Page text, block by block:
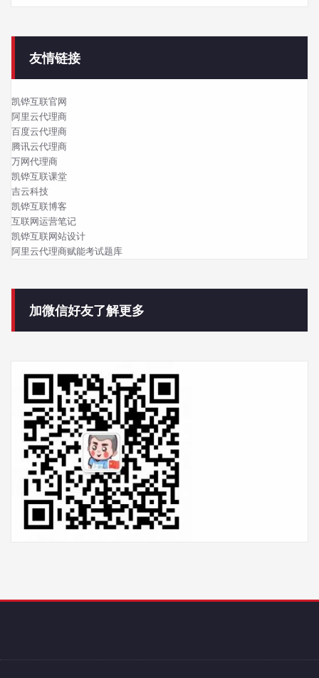
友情链接
凯铧互联官网
阿里云代理商
百度云代理商
腾讯云代理商
万网代理商
凯铧互联课堂
吉云科技
凯铧互联博客
互联网运营笔记
凯铧互联网站设计
阿里云代理商赋能考试题库
加微信好友了解更多